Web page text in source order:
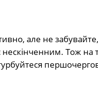
але не
Тож на